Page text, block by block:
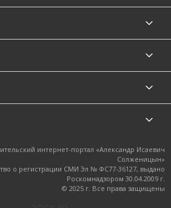
интернет-портал «Александр Исаевич
Солженицын»
о регистрации СМИ Эл № ФС77-36127, выдано
Роскомнадзором 30.04.2009 г.
© 2025 г. Все права защищены